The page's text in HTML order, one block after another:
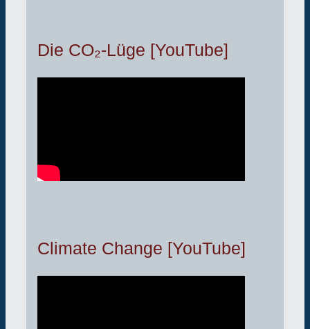
Die CO₂-Lüge [YouTube]
Climate Change [YouTube]